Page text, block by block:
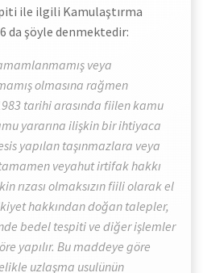
ile ilgili Kamulaştırma
da şöyle denmektedir:
veya
olmasına rağmen
tarihi arasında fiilen kamu
yararına ilişkin bir ihtiyaca
yapılan taşınmazlara veya
veyahut irtifak hakkı
rızası olmaksızın fiili olarak el
hakkından doğan talepler,
bedel tespiti ve diğer işlemler
yapılır. Bu maddeye göre
uzlaşma usulünün